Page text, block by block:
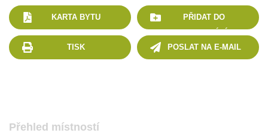
KARTA BYTU
PŘIDAT DO
TISK
POSLAT NA E-MAIL
Přehled místností